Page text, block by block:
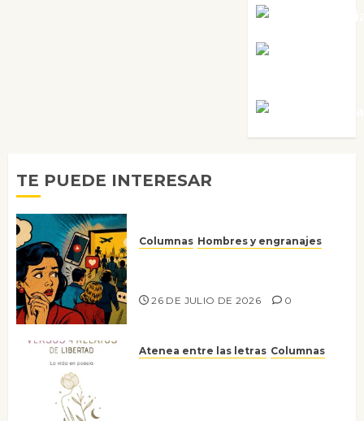
TE PUEDE INTERESAR
Columnas Hombres y engranajes
26 DE JULIO DE 2026 0
Atenea entre las letras Columnas